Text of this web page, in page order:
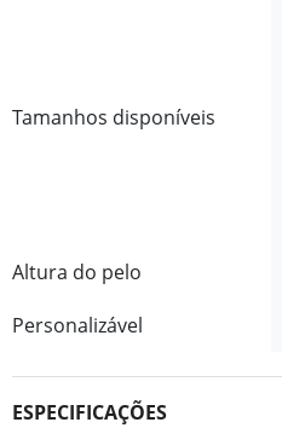
Tamanhos disponíveis
Altura do pelo
Personalizável
ESPECIFICAÇÕES